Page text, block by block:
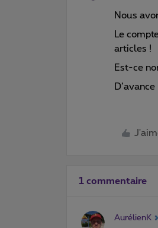
Nous
Le
articles !
Est-ce
1 commentaire
AurélienK